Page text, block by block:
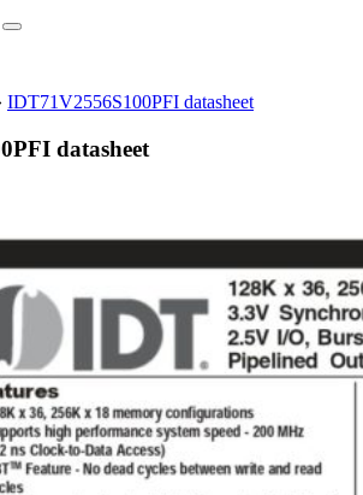
IDT71V2556S100PFI datasheet
datasheet